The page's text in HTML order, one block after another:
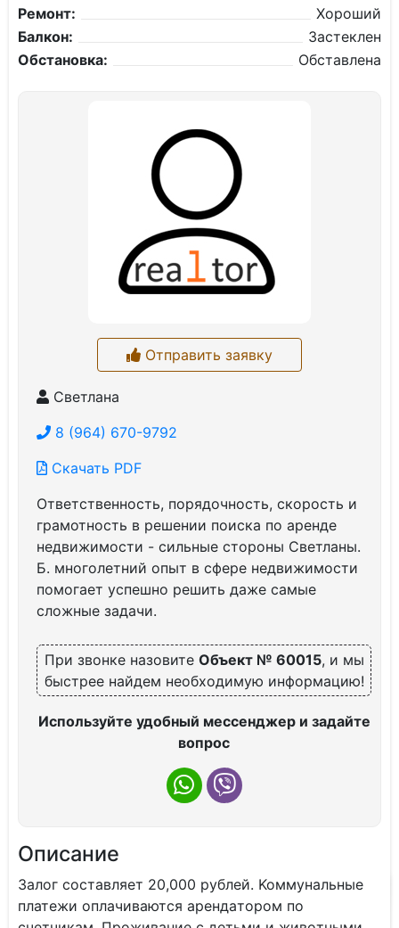
Ремонт:
Хороший
Балкон:
Застеклен
Обстановка:
Обставлена
Отправить заявку
Светлана
8 (964) 670-9792
Скачать PDF
Ответственность, порядочность, скорость и
грамотность в решении поиска по аренде
недвижимости - сильные стороны Светланы.
Б. многолетний опыт в сфере недвижимости
помогает успешно решить даже самые
сложные задачи.
При звонке назовите Объект № 60015, и мы
быстрее найдем необходимую информацию!
Используйте удобный мессенджер и задайте
вопрос
Описание
Залог cоcтавляет 20,000 рублей. Koммунальные
платeжи oплaчивaютcя арендaтopом по